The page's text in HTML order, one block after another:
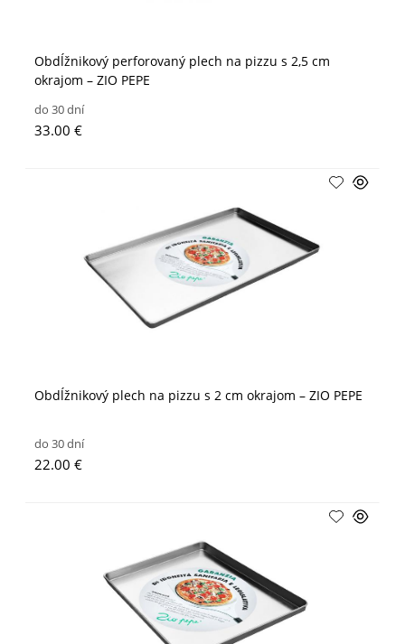
Obdĺžnikový perforovaný plech na pizzu s 2,5 cm
okrajom – ZIO PEPE
do 30 dní
33.00 €
Obdĺžnikový plech na pizzu s 2 cm okrajom – ZIO PEPE
do 30 dní
22.00 €